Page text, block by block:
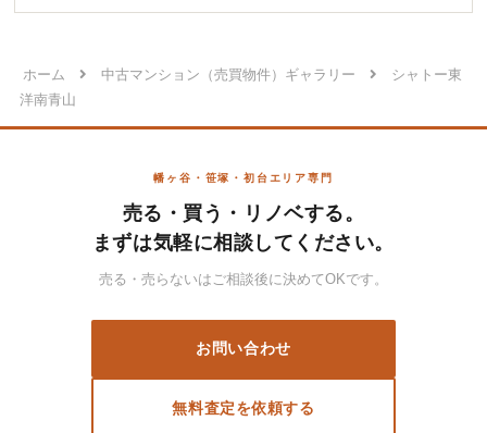
ホーム 中古マンション（売買物件）ギャラリー
シャトー東
洋南青山
幡ヶ谷・笹塚・初台エリア専門
売る・買う・リノベする。
まずは気軽に相談してください。
売る・売らないはご相談後に決めてOKです。
お問い合わせ
無料査定を依頼する